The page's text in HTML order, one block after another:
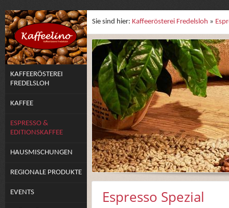
KAFFEERÖSTEREI
FREDELSLOH
KAFFEE
ESPRESSO &
EDITIONSKAFFEE
HAUSMISCHUNGEN
REGIONALE PRODUKTE
EVENTS
Sie sind hier: Kaffeerösterei Fredelsloh »
Espresso Spezial